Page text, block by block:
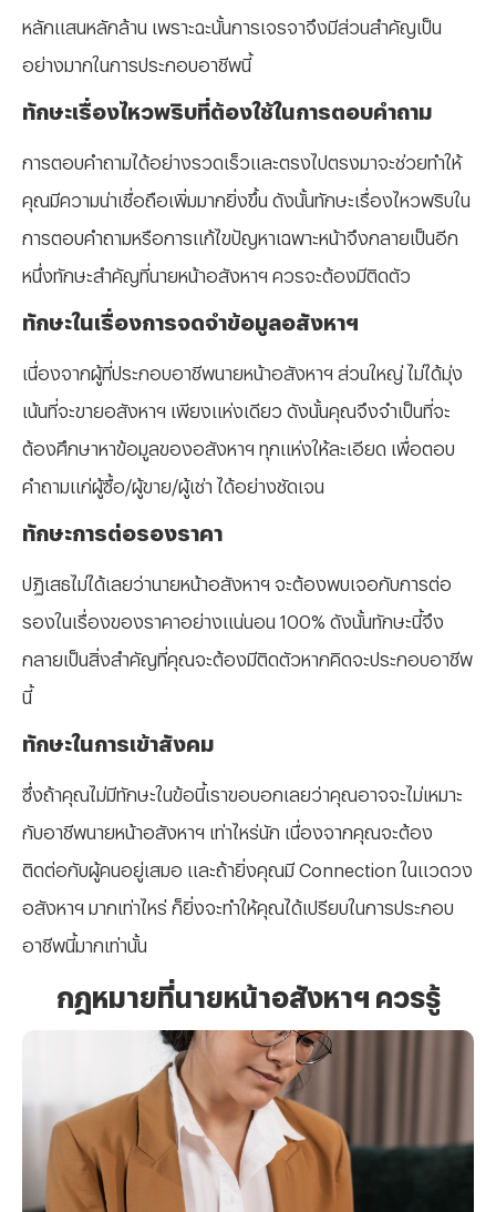
หลักแสนหลักล้าน เพราะฉะนั้นการเจรจาจึงมีส่วนสำคัญเป็น
อย่างมากในการประกอบอาชีพนี้
ทักษะเรื่องไหวพริบที่ต้องใช้ในการตอบคำถาม
การตอบคำถามได้อย่างรวดเร็วและตรงไปตรงมาจะช่วยทำให้
คุณมีความน่าเชื่อถือเพิ่มมากยิ่งขึ้น ดังนั้นทักษะเรื่องไหวพริบใน
การตอบคำถามหรือการแก้ไขปัญหาเฉพาะหน้าจึงกลายเป็นอีก
หนึ่งทักษะสำคัญที่นายหน้าอสังหาฯ ควรจะต้องมีติดตัว
ทักษะในเรื่องการจดจำข้อมูลอสังหาฯ
เนื่องจากผู้ที่ประกอบอาชีพนายหน้าอสังหาฯ ส่วนใหญ่ ไม่ได้มุ่ง
เน้นที่จะขายอสังหาฯ เพียงแห่งเดียว ดังนั้นคุณจึงจำเป็นที่จะ
ต้องศึกษาหาข้อมูลของอสังหาฯ ทุกแห่งให้ละเอียด เพื่อตอบ
คำถามแก่ผู้ซื้อ/ผู้ขาย/ผู้เช่า ได้อย่างชัดเจน
ทักษะการต่อรองราคา
ปฏิเสธไม่ได้เลยว่านายหน้าอสังหาฯ จะต้องพบเจอกับการต่อ
รองในเรื่องของราคาอย่างแน่นอน 100% ดังนั้นทักษะนี้จึง
กลายเป็นสิ่งสำคัญที่คุณจะต้องมีติดตัวหากคิดจะประกอบอาชีพ
นี้
ทักษะในการเข้าสังคม
ซึ่งถ้าคุณไม่มีทักษะในข้อนี้เราขอบอกเลยว่าคุณอาจจะไม่เหมาะ
กับอาชีพนายหน้าอสังหาฯ เท่าไหร่นัก เนื่องจากคุณจะต้อง
ติดต่อกับผู้คนอยู่เสมอ และถ้ายิ่งคุณมี Connection ในแวดวง
อสังหาฯ มากเท่าไหร่ ก็ยิ่งจะทำให้คุณได้เปรียบในการประกอบ
อาชีพนี้มากเท่านั้น
กฎหมายที่นายหน้าอสังหาฯ ควรรู้